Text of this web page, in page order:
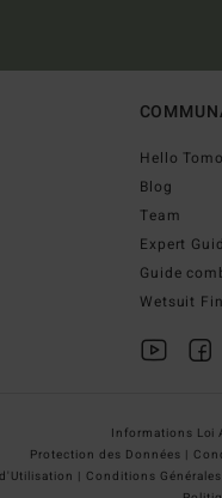
Hello
Blog
Team
Expert
Guide
Wetsuit
Informations Loi
Protection des Données |
| Conditions